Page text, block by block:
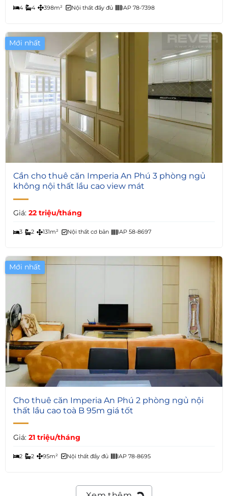
4 4 398m² Nội thất đầy đủ IAP 78-7398
Mới nhất
8
Cần cho thuê căn Imperia An Phú 3 phòng ngủ
không nội thất lầu cao view mát
Giá: 22 triệu/tháng
3 2 131m² Nội thất cơ bản IAP 58-8697
Mới nhất
7
Cho thuê căn Imperia An Phú 2 phòng ngủ nội
thất lầu cao toà B 95m giá tốt
Giá: 21 triệu/tháng
2 2 95m² Nội thất đầy đủ IAP 78-8695